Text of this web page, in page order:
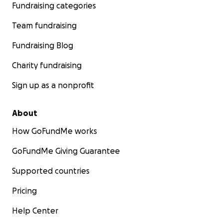
Fundraising categories
Team fundraising
Fundraising Blog
Charity fundraising
Sign up as a nonprofit
About
How GoFundMe works
GoFundMe Giving Guarantee
Supported countries
Pricing
Help Center